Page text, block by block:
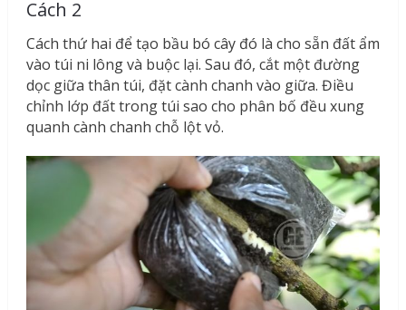
Cách 2
Cách thứ hai để tạo bầu bó cây đó là cho sẵn đất ẩm
vào túi ni lông và buộc lại. Sau đó, cắt một đường
dọc giữa thân túi, đặt cành chanh vào giữa. Điều
chỉnh lớp đất trong túi sao cho phân bố đều xung
quanh cành chanh chỗ lột vỏ.